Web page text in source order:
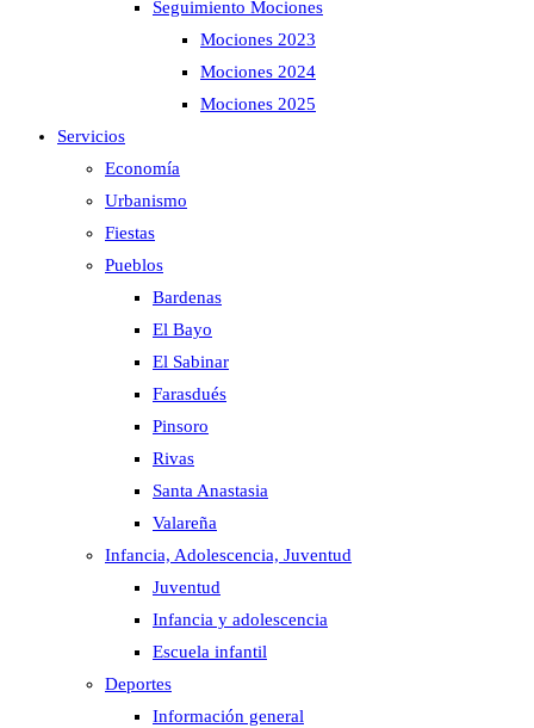
Seguimiento Mociones
Mociones 2023
Mociones 2024
Mociones 2025
Servicios
Economía
Urbanismo
Fiestas
Pueblos
Bardenas
El Bayo
El Sabinar
Farasdués
Pinsoro
Rivas
Santa Anastasia
Valareña
Infancia, Adolescencia, Juventud
Juventud
Infancia y adolescencia
Escuela infantil
Deportes
Información general